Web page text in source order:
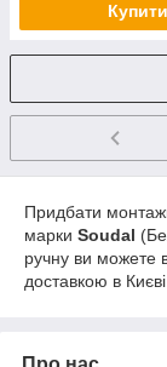
Купити
Придбати
марки Soudal
ручну ви можете
доставкою в Києві